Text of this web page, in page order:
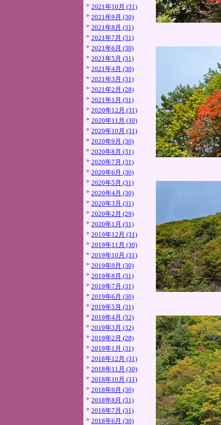
2021年10月 (31)
2021年9月 (30)
2021年8月 (31)
2021年7月 (31)
2021年6月 (30)
2021年5月 (31)
2021年4月 (30)
2021年3月 (31)
2021年2月 (28)
2021年1月 (31)
2020年12月 (31)
2020年11月 (30)
2020年10月 (31)
2020年9月 (30)
2020年8月 (31)
2020年7月 (31)
2020年6月 (30)
2020年5月 (31)
2020年4月 (30)
2020年3月 (31)
2020年2月 (29)
2020年1月 (31)
2019年12月 (31)
2019年11月 (30)
2019年10月 (31)
2019年9月 (30)
2019年8月 (31)
2019年7月 (31)
2019年6月 (30)
2019年5月 (31)
2019年4月 (32)
2019年3月 (32)
2019年2月 (28)
2019年1月 (31)
2018年12月 (31)
2018年11月 (30)
2018年10月 (31)
2018年9月 (30)
2018年8月 (31)
2018年7月 (31)
2018年6月 (30)